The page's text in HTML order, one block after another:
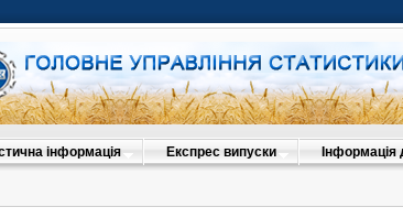
інформація Експрес випуски Інформація